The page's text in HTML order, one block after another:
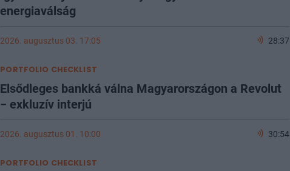
energiaválság
2026. augusztus 03. 17:05 28:37
PORTFOLIO CHECKLIST
Elsődleges bankká válna Magyarországon a Revolut
− exkluzív interjú
2026. augusztus 01. 10:00 30:54
PORTFOLIO CHECKLIST